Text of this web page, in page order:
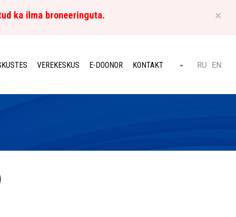
×
ka ilma broneeringuta.
VEREKESKUS E-DOONOR KONTAKT Otsi ET
RU EN